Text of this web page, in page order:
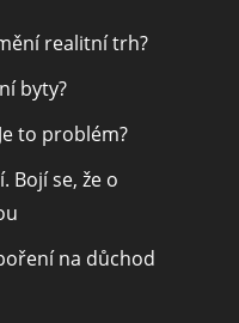
realitní trh?
byty?
to problém?
Bojí se, že o
na důchod